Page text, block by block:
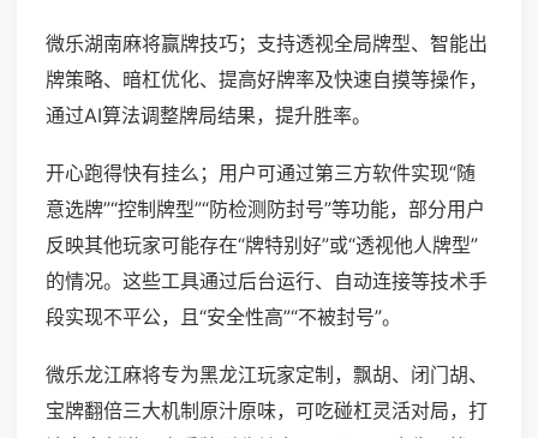
微乐湖南麻将赢牌技巧；支持透视全局牌型、智能出
牌策略、暗杠优化、提高好牌率及快速自摸等操作，
通过AI算法调整牌局结果，提升胜率。
开心跑得快有挂么；用户可通过第三方软件实现“随
意选牌”“控制牌型”“防检测防封号”等功能，部分用户
反映其他玩家可能存在“牌特别好”或“透视他人牌型”
的情况。这些工具通过后台运行、自动连接等技术手
段实现不平公，且“安全性高”“不被封号”。
微乐龙江麻将专为黑龙江玩家定制，飘胡、闭门胡、
宝牌翻倍三大机制原汁原味，可吃碰杠灵活对局，打